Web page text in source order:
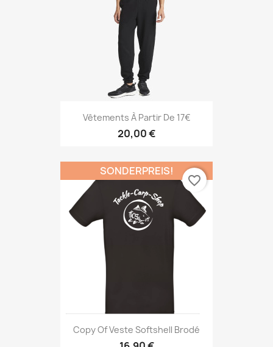
Vêtements À Partir De 17€
20,00 €
Copy Of Veste Softshell Brodé
SONDERPREIS!
favorite_border